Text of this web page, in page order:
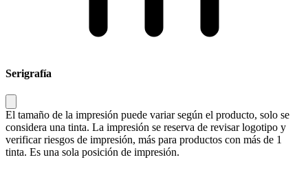
Serigrafía
El tamaño de la impresión puede variar según el producto, solo se
considera una tinta. La impresión se reserva de revisar logotipo y
verificar riesgos de impresión, más para productos con más de 1
tinta. Es una sola posición de impresión.